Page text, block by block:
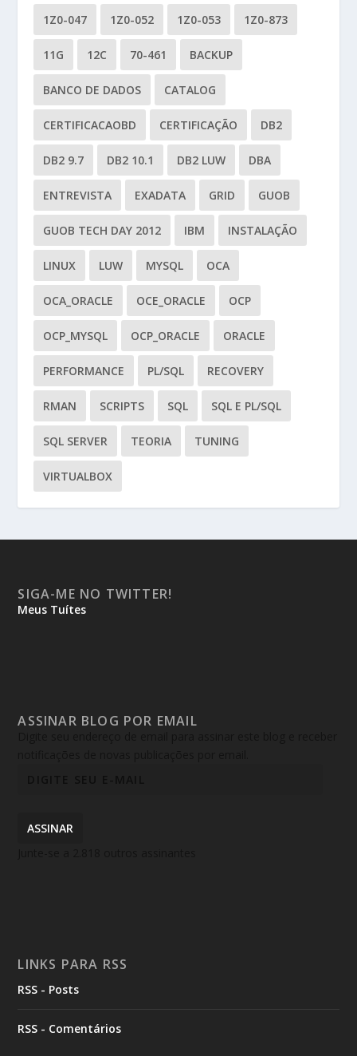
1Z0-047 1Z0-052 1Z0-053 1Z0-873
11G 12C 70-461 BACKUP
BANCO DE DADOS CATALOG
CERTIFICACAOBD CERTIFICAÇÃO DB2
DB2 9.7 DB2 10.1 DB2 LUW DBA
ENTREVISTA EXADATA GRID GUOB
GUOB TECH DAY 2012 IBM INSTALAÇÃO
LINUX LUW MYSQL OCA
OCA_ORACLE OCE_ORACLE OCP
OCP_MYSQL OCP_ORACLE ORACLE
PERFORMANCE PL/SQL RECOVERY
RMAN SCRIPTS SQL SQL E PL/SQL
SQL SERVER TEORIA TUNING
VIRTUALBOX
SIGA-ME NO TWITTER!
Meus Tuítes
ASSINAR BLOG POR EMAIL
ASSINAR
LINKS PARA RSS
RSS - Posts
RSS - Comentários